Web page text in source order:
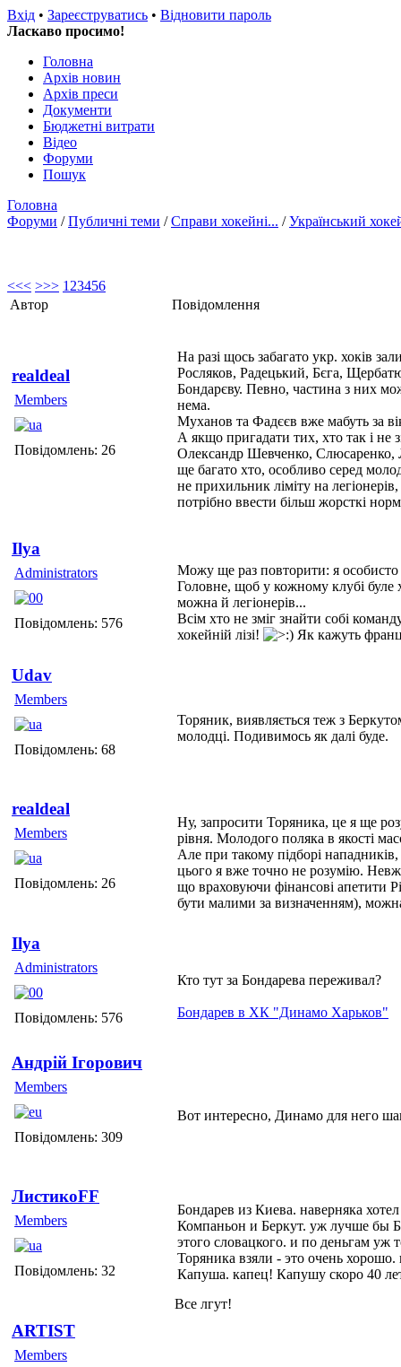
Вхід • Зареєструватись • Відновити пароль
Ласкаво просимо!
Головна
Архів новин
Архів преси
Документи
Бюджетні витрати
Відео
Форуми
Пошук
Головна
Форуми /Публичні теми /Справи хокейні... /Український
<<< >>> 1 23456
Автор
Повідомлення
realdeal
Members
Повідомлень: 26
На разі щось забагато укр. хоків
Росляков, Радецький, Бєга,
Бондарєву. Певно, частина з них
нема.
Муханов та Фадєєв вже мабуть за
А якщо пригадати тих, хто так і
Олександр Шевченко, Слюсаренко,
ще багато хто, особливо серед
не прихильник ліміту на
потрібно ввести більш жорсткі
Ilya
Administrators
Повідомлень: 576
Можу ще раз повторити: я особисто
Головне, щоб у кожному клубі буле
можна й легіонерів...
Всім хто не зміг знайти собі
хокейній лізі!
Як кажуть
Udav
Members
Повідомлень: 68
Торяник, виявляється теж з
молодці. Подивимось як далі буде.
realdeal
Members
Повідомлень: 26
Ну, запросити Торяника, це я ще
рівня. Молодого поляка в якості
Але при такому підборі
цього я вже точно не розумію.
що враховуючи фінансові апетити
бути малими за визначенням),
Ilya
Administrators
Повідомлень: 576
Кто тут за Бондарева переживал?
Бондарев в ХК "Динамо Харьков"
Андрій Ігорович
Members
Повідомлень: 309
Вот интересно, Динамо для него
ЛистикоFF
Members
Повідомлень: 32
Бондарев из Киева. наверняка
Компаньон и Беркут. уж лучше бы
этого словацкого. и по деньгам
Торяника взяли - это очень
Капуша. капец! Капушу скоро 40
Все лгут!
ARTIST
Members